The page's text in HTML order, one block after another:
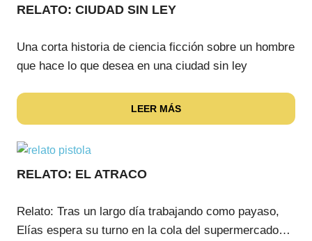
RELATO: CIUDAD SIN LEY
Una corta historia de ciencia ficción sobre un hombre
que hace lo que desea en una ciudad sin ley
LEER MÁS
RELATO: EL ATRACO
Relato: Tras un largo día trabajando como payaso,
Elías espera su turno en la cola del supermercado…